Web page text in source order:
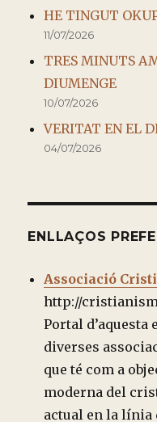
HE TINGUT
11/07/2026
TRES MINUTS
DIUMENGE
10/07/2026
VERITAT EN EL
04/07/2026
ENLLAÇOS
Associació
http://
Portal
diverses
que té com a
moderna del
actual en la línia